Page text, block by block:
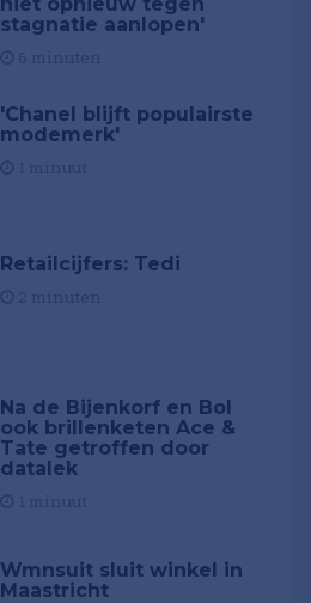
niet opnieuw tegen
stagnatie aanlopen'
'Chanel blijft populairste
modemerk'
Retailcijfers: Tedi
Na de Bijenkorf en Bol
ook brillenketen Ace &
Tate getroffen door
datalek
Wmnsuit sluit winkel in
Maastricht